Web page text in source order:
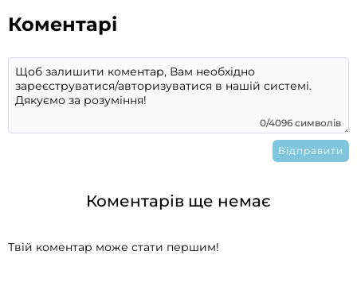
Коментарі
0/4096 символів
Коментарів ще немає
Твій коментар може стати першим!